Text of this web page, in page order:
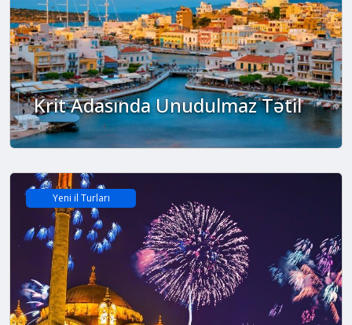
Krit Adasında Unudulmaz Tətil
Yeni il Turları